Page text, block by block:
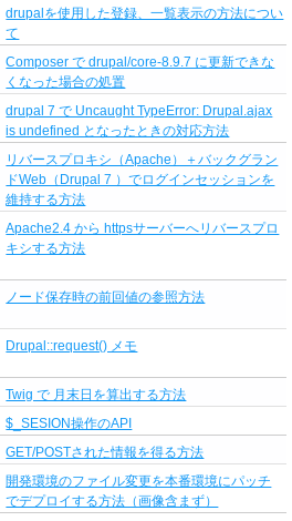
drupalを使用した登録、一覧表示の方法につい
て
Composer で drupal/core-8.9.7 に更新できな
くなった場合の処置
drupal 7 で Uncaught TypeError: Drupal.ajax
is undefined となったときの対応方法
リバースプロキシ（Apache）＋バックグラン
ドWeb（Drupal 7 ）でログインセッションを
維持する方法
Apache2.4 から httpsサーバーへリバースプロ
キシする方法
ノード保存時の前回値の参照方法
Drupal::request() メモ
Twig で 月末日を算出する方法
$_SESION操作のAPI
GET/POSTされた情報を得る方法
開発環境のファイル変更を本番環境にパッチ
でデプロイする方法（画像含まず）